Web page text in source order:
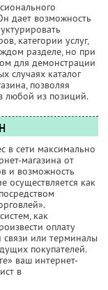
дает возможность
категории услуг,
разделе, но при
для демонстрации
случаях каталог
позволяя
любой из позиций.
в сети максимально
магазина от
и возможность
осуществляется как
как
оплату
или терминалы
покупателей.
ваш интернет-
в